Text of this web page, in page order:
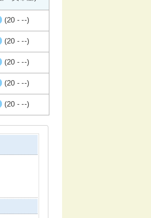
(20 - --)
(20 - --)
(20 - --)
(20 - --)
(20 - --)